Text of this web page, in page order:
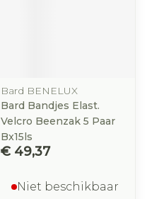
Bard BENELUX
Bard Bandjes Elast.
Velcro Beenzak 5 Paar
Bx15ls
€ 49,37
Niet beschikbaar